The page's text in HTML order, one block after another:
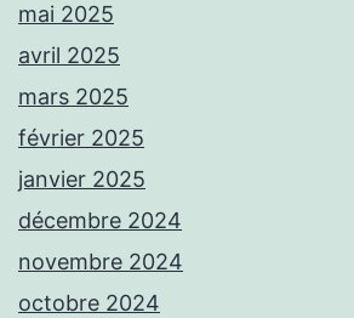
mai 2025
avril 2025
mars 2025
février 2025
janvier 2025
décembre 2024
novembre 2024
octobre 2024